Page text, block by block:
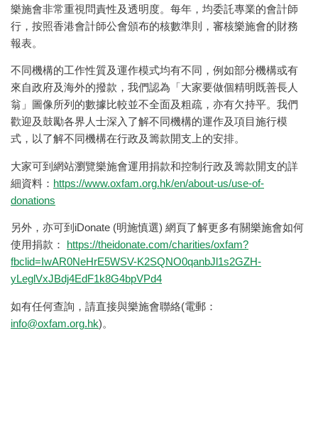
樂施會非常重視問責性及透明度。每年，均委託專業的會計師
行，按照香港會計師公會頒布的核數準則，審核樂施會的財務
報表。
不同機構的工作性質及運作模式均有不同，例如部分機構或有
來自政府及海外的撥款，我們認為「大家要做個精明既善長人
翁」圖像所列的數據比較並不全面及粗疏，亦有欠持平。我們
歡迎及鼓勵各界人士深入了解不同機構的運作及項目施行模
式，以了解不同機構在行政及籌款開支上的安排。
大家可到網站瀏覽樂施會運用捐款和控制行政及籌款開支的詳
細資料： https://www.oxfam.org.hk/en/about-us/use-of-
donations
另外，亦可到iDonate (明施慎選) 網頁了解更多有關樂施會如何
使用捐款：
https://theidonate.com/charities/oxfam?
fbclid=IwAR0NeHrE5WSV-K2SQNO0qanbJl1s2GZH-
yLeglVxJBdj4EdF1k8G4bpVPd4
如有任何查詢，請直接與樂施會聯絡(電郵：
info@oxfam.org.hk)。